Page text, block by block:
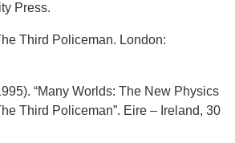
Press.
Third Policeman. London:
“Many Worlds: The New Physics
Third Policeman”. Eire – Ireland, 30